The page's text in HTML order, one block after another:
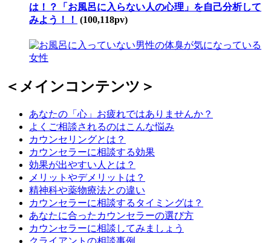
は！？「お風呂に入らない人の心理」を自己分析して
みよう！！ (100,118pv)
＜メインコンテンツ＞
あなたの「心」お疲れではありませんか？
よくご相談されるのはこんな悩み
カウンセリングとは？
カウンセラーに相談する効果
効果が出やすい人とは？
メリットやデメリットは？
精神科や薬物療法との違い
カウンセラーに相談するタイミングは？
あなたに合ったカウンセラーの選び方
カウンセラーに相談してみましょう
クライアントの相談事例